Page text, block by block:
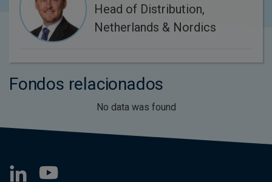
Head of Distribution,
Netherlands & Nordics
Fondos relacionados
No data was found